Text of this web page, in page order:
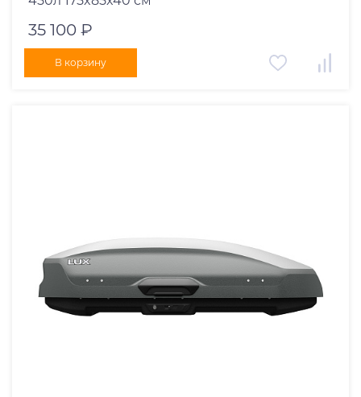
35 100 ₽
В корзину